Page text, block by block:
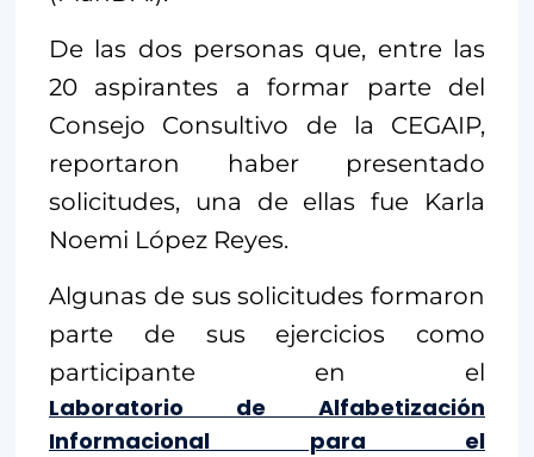
De las dos personas que, entre las
20 aspirantes a formar parte del
Consejo Consultivo de la CEGAIP,
reportaron haber presentado
solicitudes, una de ellas fue Karla
Noemi López Reyes.
Algunas de sus solicitudes formaron
parte de sus ejercicios como
participante en el
Laboratorio de Alfabetización
Informacional para el